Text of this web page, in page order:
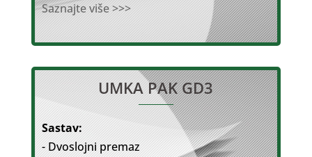
Saznajte više >>>
UMKA PAK GD3
Sastav:
- Dvoslojni premaz